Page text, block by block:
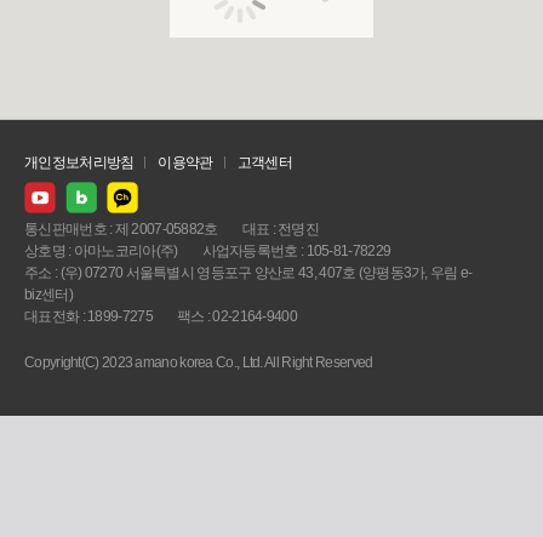
개인정보처리방침 이용약관 고객센터
통신판매번호 : 제 2007-05882호
대표 : 전명진
상호명 : 아마노코리아(주)
사업자등록번호 : 105-81-78229
주소 : (우) 07270 서울특별시 영등포구 양산로 43, 407호 (양평동3가, 우림 e-
biz센터)
대표전화 : 1899-7275
팩스 : 02-2164-9400
Copyright(C) 2023 amano korea Co., Ltd. All Right Reserved